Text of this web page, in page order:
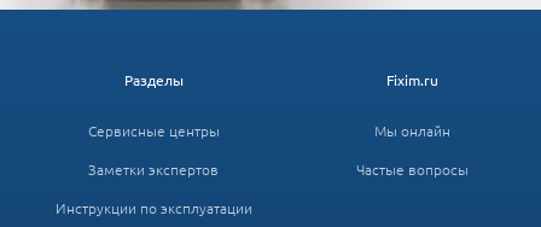
Fixim.ru
Мы онлайн
Частые вопросы
Разделы
Сервисные центры
Заметки экспертов
Инструкции по эксплуатации